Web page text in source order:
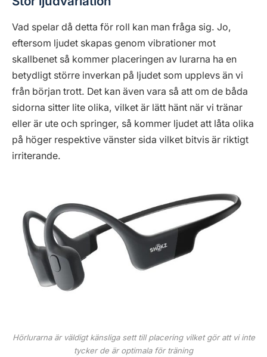
Vad spelar då detta för roll kan man fråga sig. Jo,
eftersom ljudet skapas genom vibrationer mot
skallbenet så kommer placeringen av lurarna ha en
betydligt större inverkan på ljudet som upplevs än vi
från början trott. Det kan även vara så att om de båda
sidorna sitter lite olika, vilket är lätt hänt när vi tränar
eller är ute och springer, så kommer ljudet att låta olika
på höger respektive vänster sida vilket bitvis är riktigt
irriterande.
Hörlurarna är väldigt känsliga sett till placering vilket gör att vi inte
tycker de är optimala för träning